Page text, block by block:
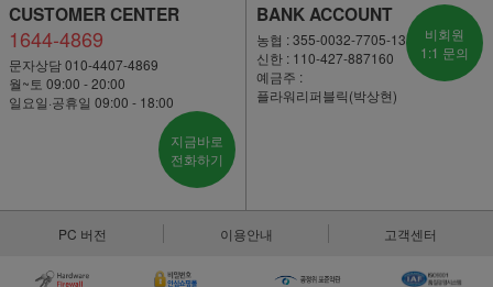
CUSTOMER CENTER
1644-4869
문자상담 010-4407-4869
월~토 09:00 - 20:00
일요일·공휴일 09:00 - 18:00
지금바로
전화하기
BANK ACCOUNT
농협 : 355-0032-7705-13
신한 : 110-427-887160
예금주 :
플라워리퍼블릭(박상현)
비회원
1:1 문의
PC 버전 이용안내 고객센터